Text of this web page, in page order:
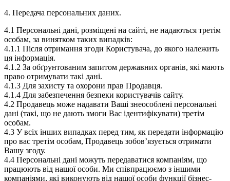
4. Передача персональних даних.
4.1 Персональні дані, розміщені на сайті, не надаються третім
особам, за винятком таких випадків:
4.1.1 Після отримання згоди Користувача, до якого належить
ця інформація.
4.1.2 За обґрунтованим запитом державних органів, які мають
право отримувати такі дані.
4.1.3 Для захисту та охорони прав Продавця.
4.1.4 Для забезпечення безпеки користувачів сайту.
4.2 Продавець може надавати Ваші знеособлені персональні
дані (такі, що не дають змоги Вас ідентифікувати) третім
особам.
4.3 У всіх інших випадках перед тим, як передати інформацію
про вас третім особам, Продавець зобов’язується отримати
Вашу згоду.
4.4 Персональні дані можуть передаватися компаніям, що
працюють від нашої особи. Ми співпрацюємо з іншими
компаніями, які виконують від нашої особи функції бізнес-